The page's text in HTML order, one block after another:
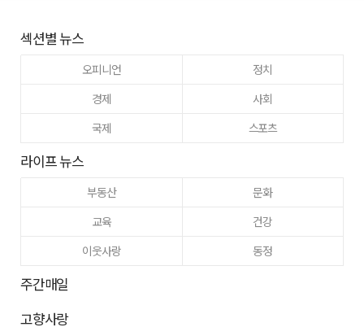
섹션별 뉴스
오피니언
정치
경제
사회
국제
스포츠
라이프 뉴스
부동산
문화
교육
건강
이웃사랑
동정
주간매일
고향사랑